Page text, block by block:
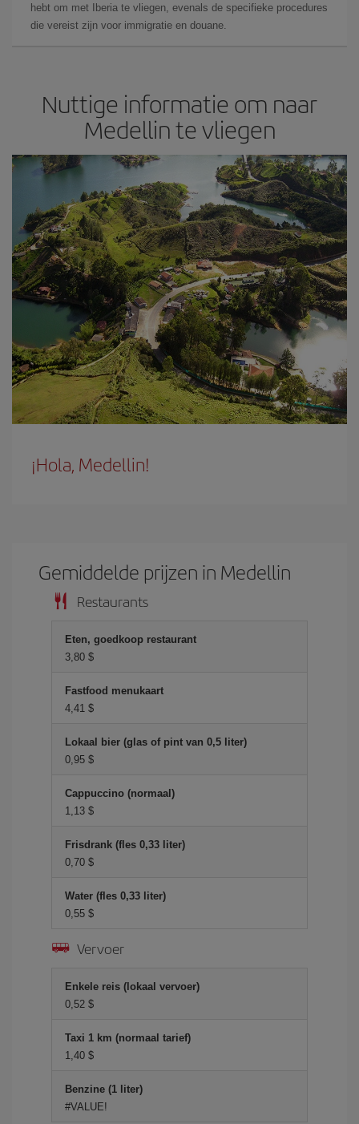
hebt om met Iberia te vliegen, evenals de specifieke procedures
die vereist zijn voor immigratie en douane.
Nuttige informatie om naar
Medellin te vliegen
¡Hola, Medellin!
Gemiddelde prijzen in Medellin
Restaurants
Eten, goedkoop restaurant
3,80 $
Fastfood menukaart
4,41 $
Lokaal bier (glas of pint van 0,5 liter)
0,95 $
Cappuccino (normaal)
1,13 $
Frisdrank (fles 0,33 liter)
0,70 $
Water (fles 0,33 liter)
0,55 $
Vervoer
Enkele reis (lokaal vervoer)
0,52 $
Taxi 1 km (normaal tarief)
1,40 $
Benzine (1 liter)
#VALUE!